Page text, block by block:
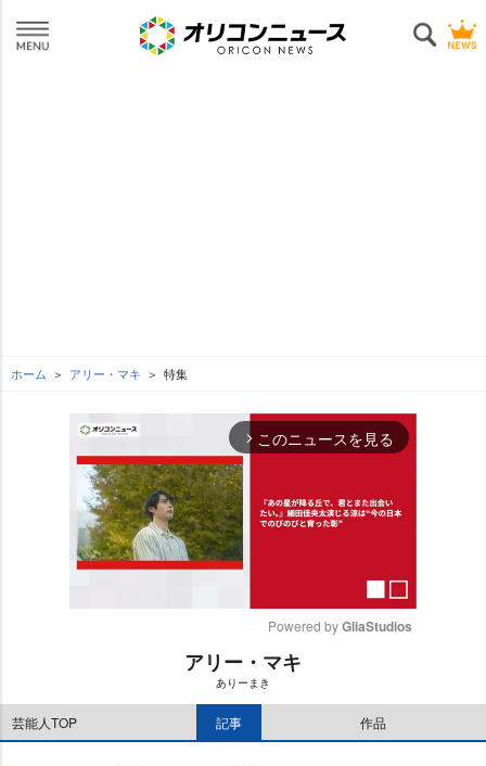
ホーム アリー・マキ 特集
arrow_forward_ios このニュースを見る
Powered by GliaStudios
アリー・マキ
ありーまき
芸能人TOP 記事 作品